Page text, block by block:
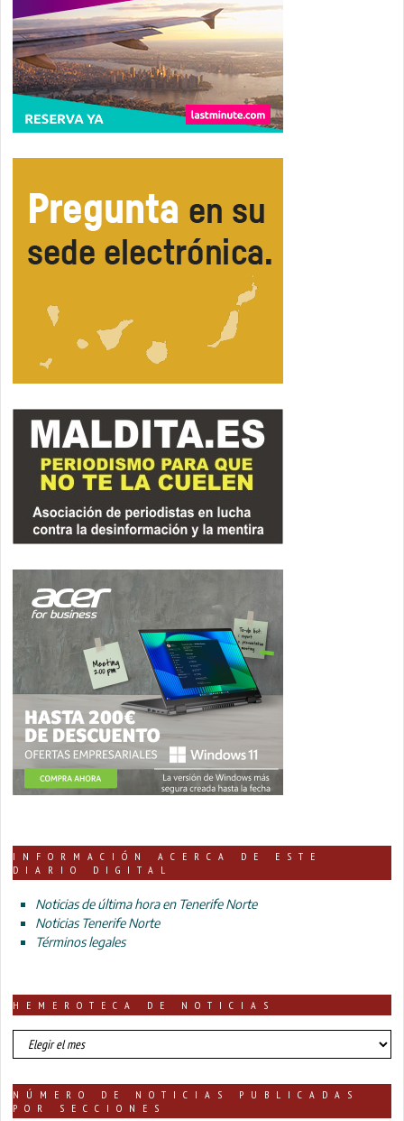
INFORMACIÓN ACERCA DE ESTE
DIARIO DIGITAL
Noticias de última hora en Tenerife Norte
Noticias Tenerife Norte
Términos legales
HEMEROTECA DE NOTICIAS
HEMEROTECA
DE
NÚMERO DE NOTICIAS PUBLICADAS
POR SECCIONES